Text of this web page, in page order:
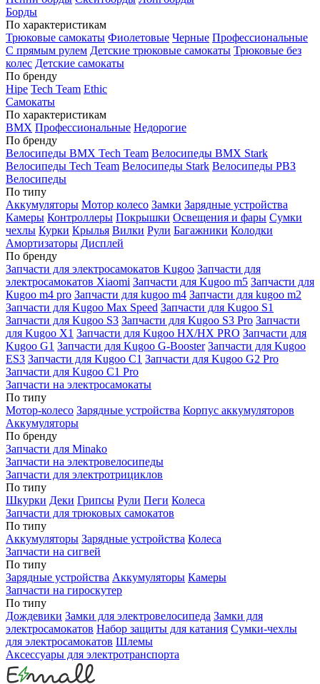
Борды
По характеристикам
Трюковые самокаты Фиолетовые Черные Профессиональные
С прямым рулем Детские трюковые самокаты Трюковые без
колес Детские самокаты
По бренду
Hipe Tech Team Ethic
Самокаты
По характеристикам
BMX Профессиональные Недорогие
По бренду
Велосипеды BMX Tech Team Велосипеды BMX Stark
Велосипеды Tech Team Велосипеды Stark Велосипеды РВЗ
Велосипеды
По типу
Аккумуляторы Мотор колесо Замки Зарядные устройства
Камеры Контроллеры Покрышки Освещения и фары Сумки
чехлы Курки Крылья Вилки Рули Багажники Колодки
Амортизаторы Дисплей
По бренду
Запчасти для электросамокатов Kugoo Запчасти для
электросамокатов Xiaomi Запчасти для Kugoo m5 Запчасти для
Кugoo m4 pro Запчасти для kugoo m4 Запчасти для kugoo m2
Запчасти для Kugoo Max Speed Запчасти для Kugoo S1
Запчасти для Kugoo S3 Запчасти для Kugoo S3 Pro Запчасти
для Kugoo X1 Запчасти для Kugoo HX/HX PRO Запчасти для
Kugoo G1 Запчасти для Kugoo G-Booster Запчасти для Kugoo
ES3 Запчасти для Kugoo C1 Запчасти для Kugoo G2 Pro
Запчасти для Kugoo C1 Pro
Запчасти на электросамокаты
По типу
Мотор-колесо Зарядные устройства Корпус аккумуляторов
Аккумуляторы
По бренду
Запчасти для Minako
Запчасти на электровелосипеды
Запчасти для электротрициклов
По типу
Шкурки Деки Грипсы Рули Пеги Колеса
Запчасти для трюковых самокатов
По типу
Аккумуляторы Зарядные устройства Колеса
Запчасти на сигвей
По типу
Зарядные устройства Аккумуляторы Камеры
Запчасти на гироскутер
По типу
Дождевики Замки для электровелосипеда Замки для
электросамокатов Набор защиты для катания Сумки-чехлы
для электросамокатов Шлемы
Аксессуары для электротранспорта